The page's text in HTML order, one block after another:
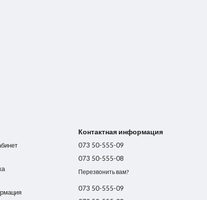
Контактная информация
073 50-555-09
073 50-555-08
Перезвонить вам?
073 50-555-09